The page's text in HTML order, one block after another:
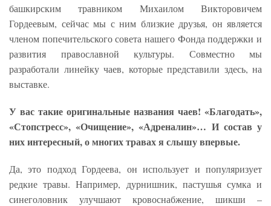
башкирским травником Михаилом Викторовичем
Гордеевым, сейчас мы с ним близкие друзья, он является
членом попечительского совета нашего Фонда поддержки и
развития православной культуры. Совместно мы
разработали линейку чаев, которые представили здесь, на
выставке.
У вас такие оригинальные названия чаев! «Благодать»,
«Стопстресс», «Очищение», «Адреналин»… И состав у
них интересный, о многих травах я слышу впервые.
Да, это подход Гордеева, он использует и популяризует
редкие травы. Например, дурнишник, пастушья сумка и
синеголовник улучшают кровоснабжение, шикши –